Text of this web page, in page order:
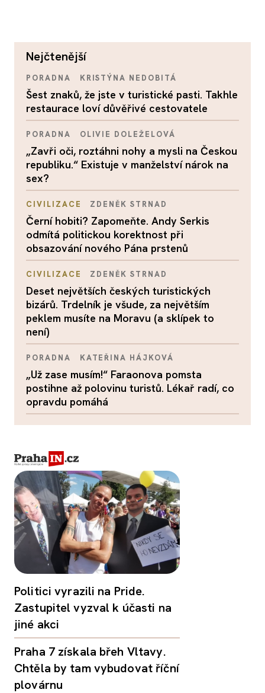
nejčtenější
PORADNA KRISTÝNA NEDOBITÁ
Šest znaků, že jste v turistické pasti. Takhle
restaurace loví důvěřivé cestovatele
PORADNA OLIVIE DOLEŽELOVÁ
„Zavři oči, roztáhni nohy a mysli na Českou
republiku.“ Existuje v manželství nárok na
sex?
CIVILIZACE ZDENĚK STRNAD
Černí hobiti? Zapomeňte. Andy Serkis
odmítá politickou korektnost při
obsazování nového Pána prstenů
CIVILIZACE ZDENĚK STRNAD
Deset největších českých turistických
bizárů. Trdelník je všude, za největším
peklem musíte na Moravu (a sklípek to
není)
PORADNA KATEŘINA HÁJKOVÁ
„Už zase musím!“ Faraonova pomsta
postihne až polovinu turistů. Lékař radí, co
opravdu pomáhá
Politici vyrazili na Pride.
Zastupitel vyzval k účasti na
jiné akci
Praha 7 získala břeh Vltavy.
Chtěla by tam vybudovat říční
plovárnu